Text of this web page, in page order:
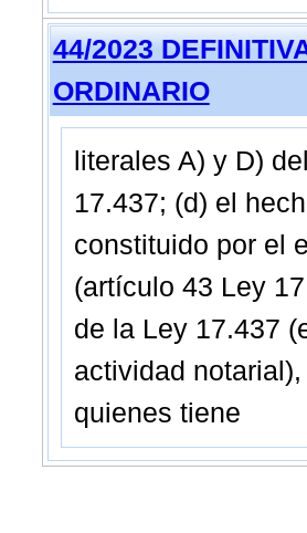
44/2023
ORDINARIO
literales A) y D)
17.437; (d) el
constituido por el
(artículo 43 Ley
de la Ley 17.437
actividad
quienes tiene